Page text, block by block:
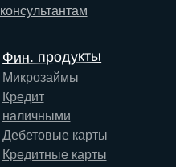
консультантам
Фин. продукты
Микрозаймы
Кредит
наличными
Дебетовые карты
Кредитные карты